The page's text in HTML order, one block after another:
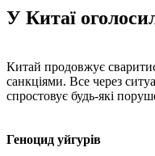
У Китаї
Китай продовжує
санкціями. Все через
спростовує будь-які
Геноцид уйгурів